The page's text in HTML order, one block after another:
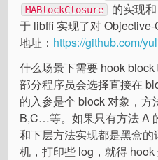
MABlockClosure 的实现和
于 libffi 实现了对
地址： https://github.com/
什么场景下需要 hook
部分程序员会选择直接在
的入参是个 block 对象，方
B,C…等。如果只有方法 A
和下层方法实现都是黑盒
机，打印些 log，就得 hook